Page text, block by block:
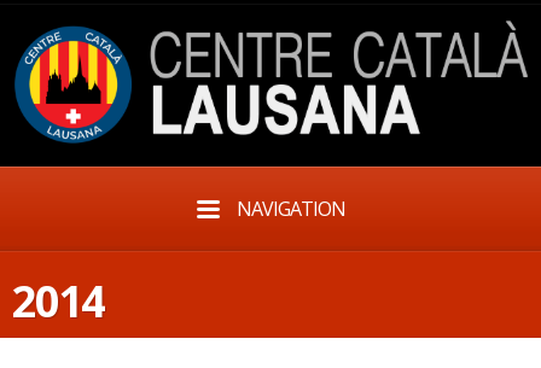
NAVIGATION
2014